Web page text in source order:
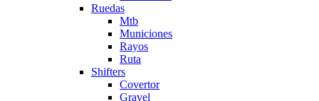
Ruedas
Mtb
Municiones
Rayos
Ruta
Shifters
Covertor
Gravel